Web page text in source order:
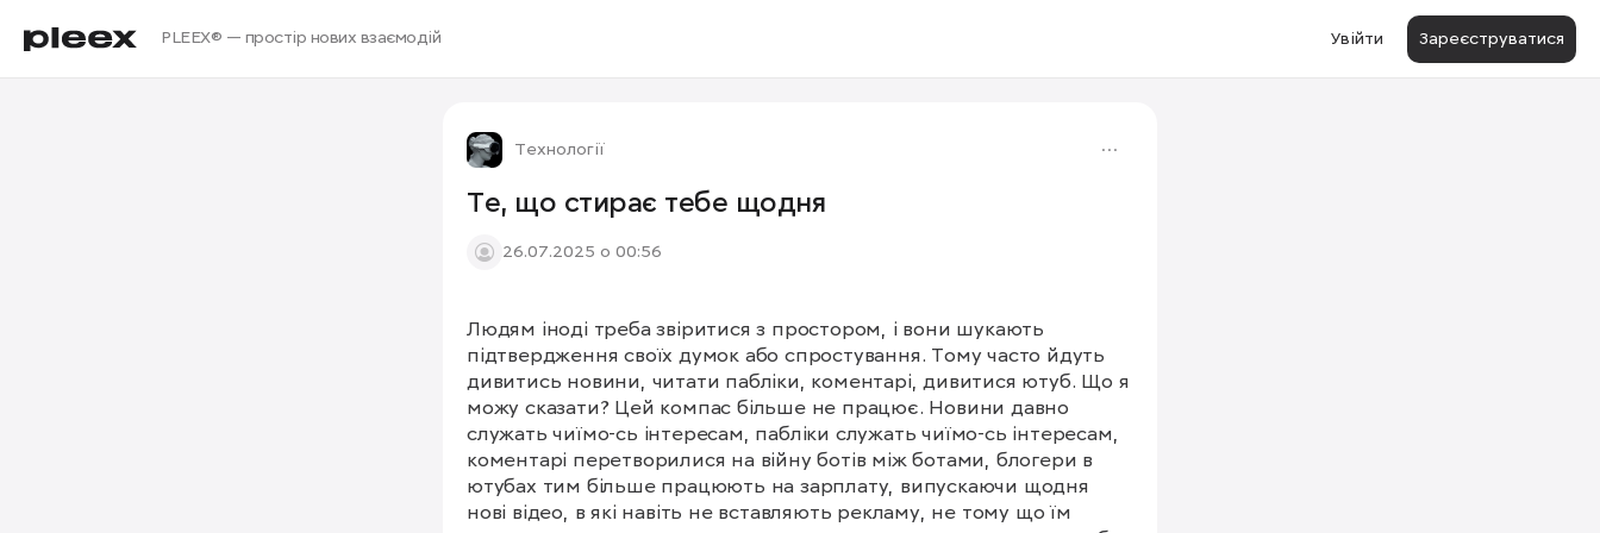
PLEEX® — простір нових взаємодій Увійти Зареєструватися
Технології
Те, що стирає тебе щодня
26.07.2025 о 00:56
Людям іноді треба звіритися з простором, і вони шукають
підтвердження своїх думок або спростування. Тому часто йдуть
дивитись новини, читати пабліки, коментарі, дивитися ютуб. Що я
можу сказати? Цей компас більше не працює. Новини давно
служать чиїмо-сь інтересам, пабліки служать чиїмо-сь інтересам,
коментарі перетворилися на війну ботів між ботами, блогери в
ютубах тим більше працюють на зарплату, випускаючи щодня
нові відео, в які навіть не вставляють рекламу, не тому що їм